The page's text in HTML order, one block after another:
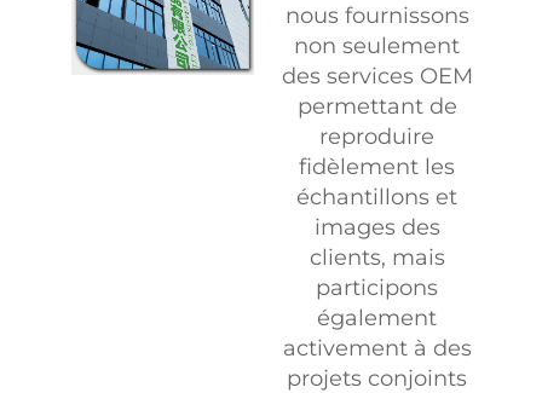
nous fournissons
non seulement
des services OEM
permettant de
reproduire
fidèlement les
échantillons et
images des
clients, mais
participons
également
activement à des
projets conjoints